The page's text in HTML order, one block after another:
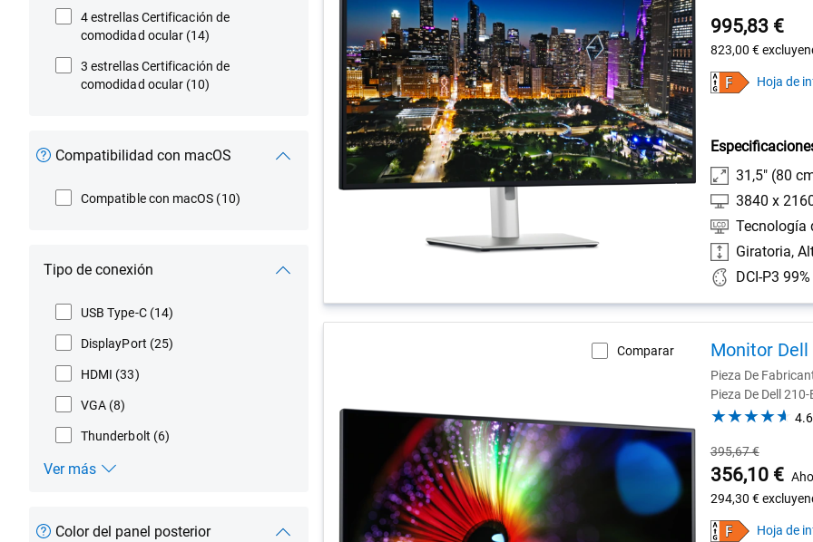
4 estrellas Certificación de
comodidad ocular (14)
3 estrellas Certificación de
comodidad ocular (10)
Compatibilidad con macOS
Compatible con macOS (10)
Tipo de conexión
USB Type-C (14)
DisplayPort (25)
HDMI (33)
VGA (8)
Thunderbolt (6)
Ver más
Color del panel posterior
995,83 €
823,00 €
Hoja de
31,5" (80
3840 x
Tecnología
Giratoria,
Comparar Monitor Dell
Pieza De
Pieza De Dell 210-
4.6
Precio
habitual
395,67 €
Precio
de
Dell
356,10 €
294,30 €
Hoja de